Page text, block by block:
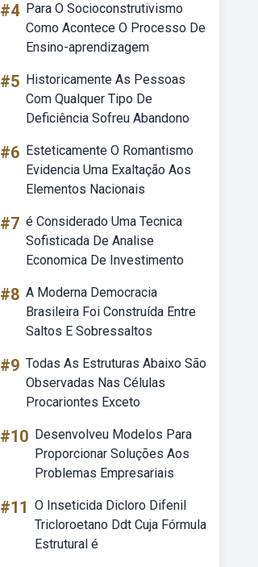
#4 Para O Socioconstrutivismo
Como Acontece O Processo De
Ensino-aprendizagem
#5 Historicamente As Pessoas
Com Qualquer Tipo De
Deficiência Sofreu Abandono
#6 Esteticamente O Romantismo
Evidencia Uma Exaltação Aos
Elementos Nacionais
#7 é Considerado Uma Tecnica
Sofisticada De Analise
Economica De Investimento
#8 A Moderna Democracia
Brasileira Foi Construída Entre
Saltos E Sobressaltos
#9 Todas As Estruturas Abaixo São
Observadas Nas Células
Procariontes Exceto
#10 Desenvolveu Modelos Para
Proporcionar Soluções Aos
Problemas Empresariais
#11 O Inseticida Dicloro Difenil
Tricloroetano Ddt Cuja Fórmula
Estrutural é